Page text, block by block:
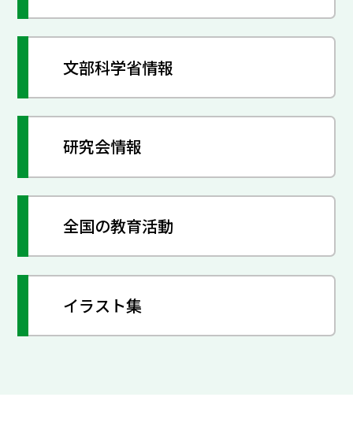
文部科学省情報
研究会情報
全国の教育活動
イラスト集